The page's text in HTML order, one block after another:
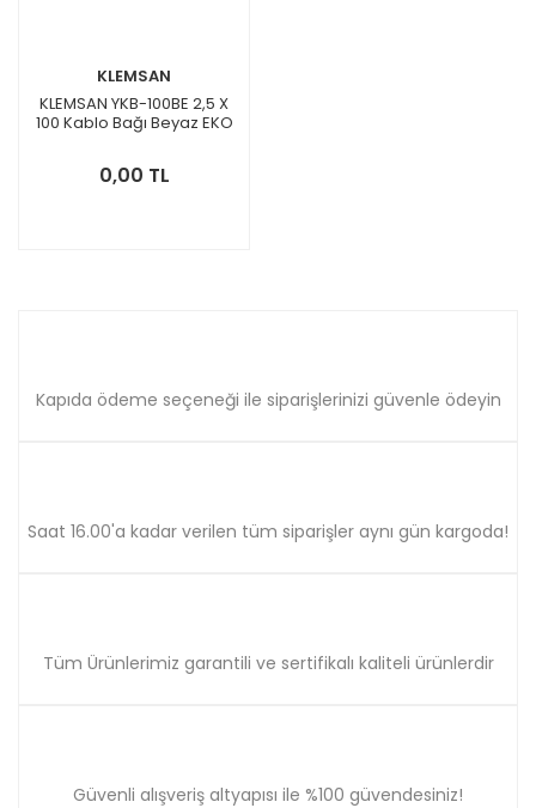
KLEMSAN
KLEMSAN YKB-100BE 2,5 X
100 Kablo Bağı Beyaz EKO
0,00 TL
Kapıda ödeme seçeneği ile siparişlerinizi güvenle ödeyin
Saat 16.00'a kadar verilen tüm siparişler aynı gün kargoda!
Tüm Ürünlerimiz garantili ve sertifikalı kaliteli ürünlerdir
Güvenli alışveriş altyapısı ile %100 güvendesiniz!